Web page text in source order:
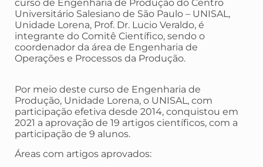
curso de Engenharia de Produção do Centro
Universitário Salesiano de São Paulo – UNISAL,
Unidade Lorena, Prof. Dr. Lucio Veraldo, é
integrante do Comitê Científico, sendo o
coordenador da área de Engenharia de
Operações e Processos da Produção.
Por meio deste curso de Engenharia de
Produção, Unidade Lorena, o UNISAL, com
participação efetiva desde 2014, conquistou em
2021 a aprovação de 19 artigos científicos, com a
participação de 9 alunos.
Áreas com artigos aprovados: